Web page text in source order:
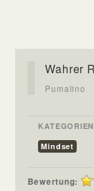
Wahrer
Pumalino
Mindset
Bewertung: